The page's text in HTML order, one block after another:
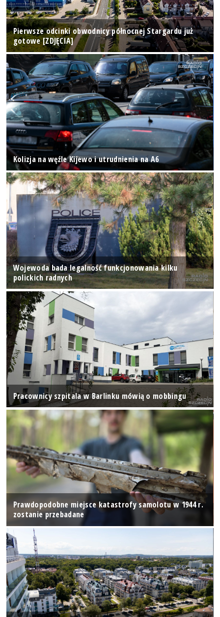
Pierwsze odcinki obwodnicy północnej Stargardu już
gotowe [ZDJĘCIA]
Kolizja na węźle Kijewo i utrudnienia na A6
Wojewoda bada legalność funkcjonowania kilku
polickich radnych
Pracownicy szpitala w Barlinku mówią o mobbingu
Prawdopodobne miejsce katastrofy samolotu w 1944 r.
zostanie przebadane